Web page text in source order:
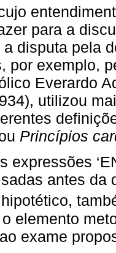
para a
disputa pela
por exemplo,
Everardo
utilizou
Princípios
expressões
antes da
elemento
exame